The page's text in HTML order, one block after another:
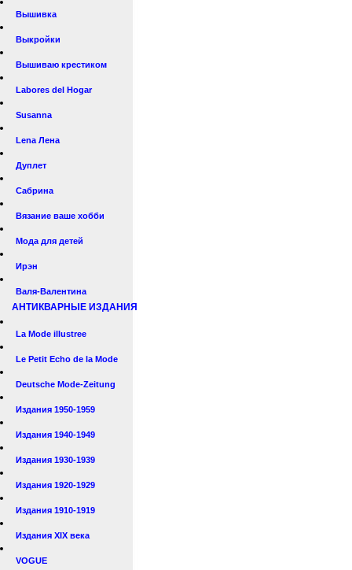
Вышивка
Выкройки
Вышиваю крестиком
Labores del Hogar
Susanna
Lena Лена
Дуплет
Сабрина
Вязание ваше хобби
Мода для детей
Ирэн
Валя-Валентина
АНТИКВАРНЫЕ ИЗДАНИЯ
La Mode illustree
Le Petit Echo de la Mode
Deutsche Mode-Zeitung
Издания 1950-1959
Издания 1940-1949
Издания 1930-1939
Издания 1920-1929
Издания 1910-1919
Издания XIX века
VOGUE